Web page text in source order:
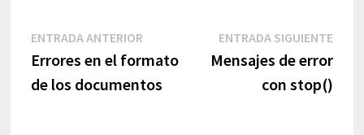
Navegación
entradas
ENTRADA ANTERIOR
anterior:
Errores en el formato
de los documentos
ENTRADA SIGUIENTE
Mensajes de error
con stop()